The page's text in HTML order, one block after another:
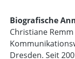
Biografische
Christiane
Dresden. Seit